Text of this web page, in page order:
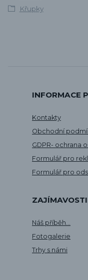
Křupky
INFORMACE
Kontakty
Obchodní
GDPR- ochrana
Formulář pro
Formulář pro
ZAJÍMAVOSTI
Náš příběh...
Fotogalerie
Trhy s námi